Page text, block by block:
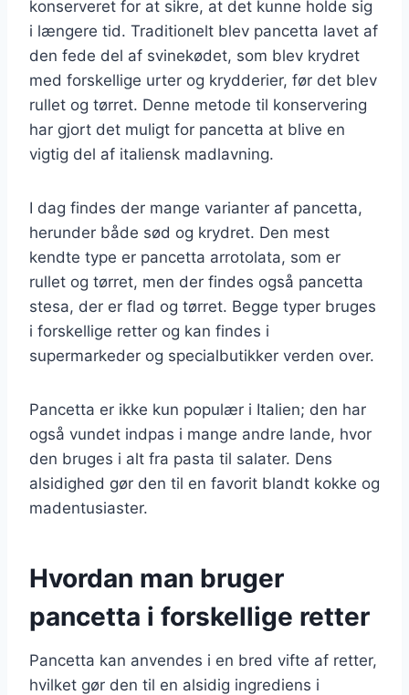
konserveret for at sikre, at det kunne holde sig
i længere tid. Traditionelt blev pancetta lavet af
den fede del af svinekødet, som blev krydret
med forskellige urter og krydderier, før det blev
rullet og tørret. Denne metode til konservering
har gjort det muligt for pancetta at blive en
vigtig del af italiensk madlavning.
I dag findes der mange varianter af pancetta,
herunder både sød og krydret. Den mest
kendte type er pancetta arrotolata, som er
rullet og tørret, men der findes også pancetta
stesa, der er flad og tørret. Begge typer bruges
i forskellige retter og kan findes i
supermarkeder og specialbutikker verden over.
Pancetta er ikke kun populær i Italien; den har
også vundet indpas i mange andre lande, hvor
den bruges i alt fra pasta til salater. Dens
alsidighed gør den til en favorit blandt kokke og
madentusiaster.
Hvordan man bruger
pancetta i forskellige retter
Pancetta kan anvendes i en bred vifte af retter,
hvilket gør den til en alsidig ingrediens i